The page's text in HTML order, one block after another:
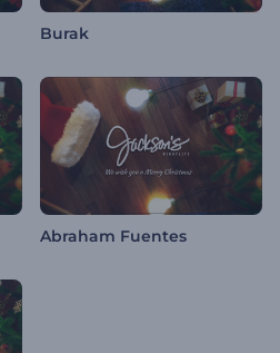
Burak
Abraham Fuentes